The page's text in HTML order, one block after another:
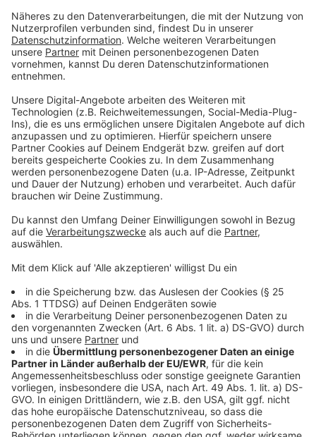
den Vordergrund stellen."
Am 23. März tauchen auch die Rathaus-Galerie, die
BayArena und der Wasserturm für eine Stunde ab ins
Dunkel. Das Projekt „Earth Hour“ ist ein symbolischer
Moment für die gemeinsame Forderung nach mehr
Klimaschutz.
Anzeige
Weitere Meldungen aus Leverkusen
Anzeige
Trinkwasser in Leverkusen ist weich
Lob für Leverkusener Landschaftsplan
Verkehrsprobleme zum Ferienstart in Leverkusen
Anzeige